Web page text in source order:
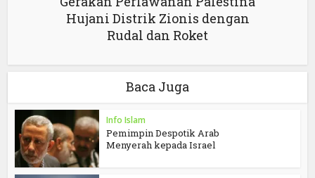
Hujani Distrik Zionis dengan
Rudal dan Roket
Baca Juga
Info Islam
Pemimpin Despotik Arab
Menyerah kepada Israel